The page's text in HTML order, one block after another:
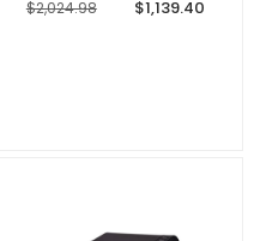
$1,139.40
$2,024.98